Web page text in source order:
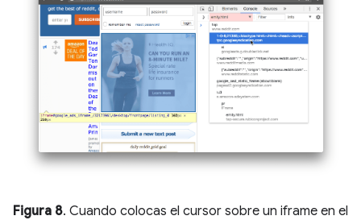
Figura 8. Cuando colocas el cursor sobre un iframe en el